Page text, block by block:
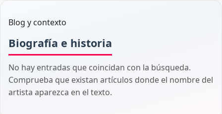
Blog y contexto
Biografía e historia
No hay entradas que coincidan con la búsqueda.
Comprueba que existan artículos donde el nombre del
artista aparezca en el texto.